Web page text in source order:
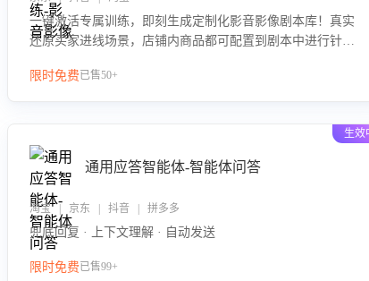
一键激活专属训练，即刻生成定制化影音影像剧本库！真实
还原买家进线场景，店铺内商品都可配置到剧本中进行针对
击 “立即开通”，快速获取影音影像类目剧本，一键开启客服
限时免费已售50+
生效
通用应答智能体-智能体问答
淘宝 | 京东 | 抖音 | 拼多多
兜底回复 · 上下文理解 · 自动发送
限时免费已售99+